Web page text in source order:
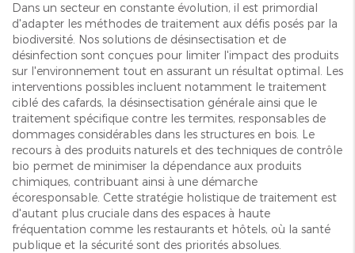
Dans un secteur en constante évolution, il est primordial
d'adapter les méthodes de traitement aux défis posés par la
biodiversité. Nos solutions de désinsectisation et de
désinfection sont conçues pour limiter l'impact des produits
sur l'environnement tout en assurant un résultat optimal. Les
interventions possibles incluent notamment le traitement
ciblé des cafards, la désinsectisation générale ainsi que le
traitement spécifique contre les termites, responsables de
dommages considérables dans les structures en bois. Le
recours à des produits naturels et des techniques de contrôle
bio permet de minimiser la dépendance aux produits
chimiques, contribuant ainsi à une démarche
écoresponsable. Cette stratégie holistique de traitement est
d'autant plus cruciale dans des espaces à haute
fréquentation comme les restaurants et hôtels, où la santé
publique et la sécurité sont des priorités absolues.